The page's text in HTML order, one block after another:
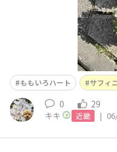
ももいろハート サフィ
0 29
キキ 近畿 |